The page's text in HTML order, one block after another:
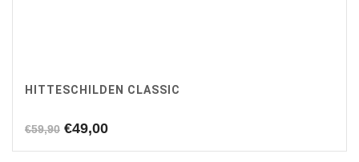
HITTESCHILDEN CLASSIC
€59,90 Oorspronkelijke
€49,00Huidige